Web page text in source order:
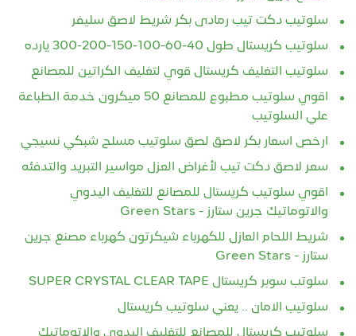
سلوتيب دكت تيب رمادى بكر شريط لاصق سليفر
سلوتيب كريستال طول 40-60-100-150-200-300 يارده
سلوتيب التغليف كريستال قوي لتغليف الكراتين للمصانع
اقوي سلوتيب مطبوع للمصانع 50 ميكرون خدمة الطباعة
علي السلوتيب
ارخص اسعار بكر لاصق لصق سلوتيب مسلح شبكي نسيجي
سعر لاصق دكت تيب لأغراض العزل مواسير التبريد والتدفئه
اقوي سلوتيب كريستال للمصانع للتغليف اليدوي
والاتوماتيك جرين ستارز - Green Stars
شريط اللحام العازل للكهرباء شيكرتون كهرباء مصنع جرين
ستارز - Green Stars
سلوتب سوبر كريستال SUPER CRYSTAL CLEAR TAPE
سلوتيب الامان .. يعني سلوتيب كريستال
سلوتيب كريستال للمصانع للتغليف اليدوي والاتوماتيك